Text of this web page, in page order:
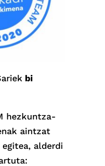
bi
hezkuntza-
aintzat
alderdi